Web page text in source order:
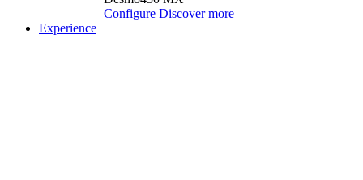
Configure Discover more
Experience